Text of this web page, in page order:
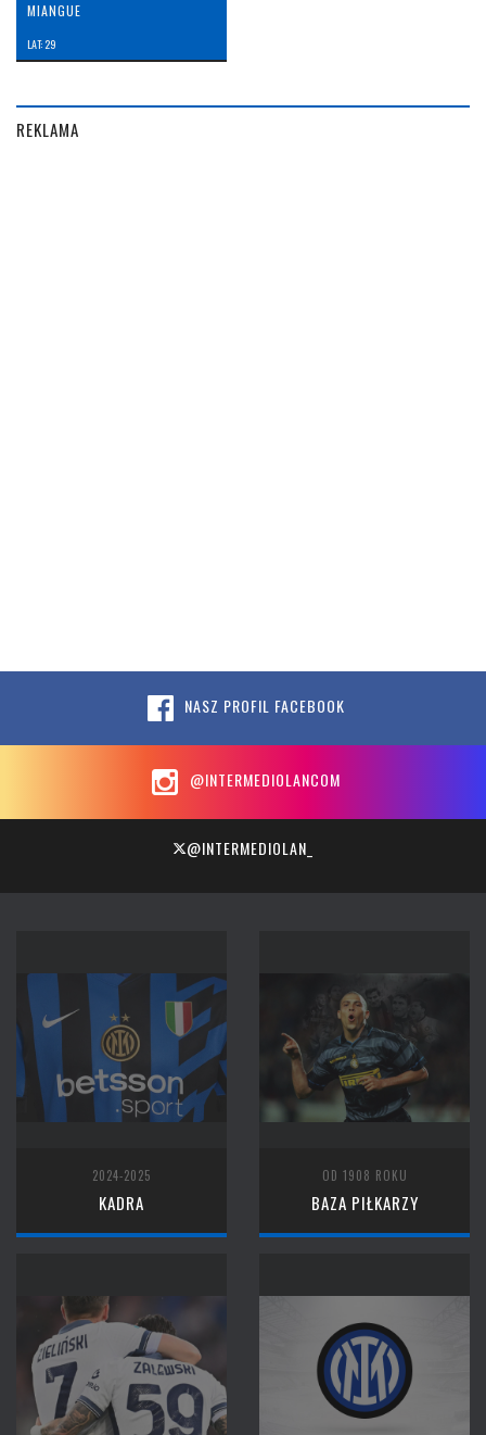
MIANGUE
LAT: 29
REKLAMA
NASZ PROFIL FACEBOOK
@INTERMEDIOLANCOM
@INTERMEDIOLAN_
2024-2025
KADRA
OD 1908 ROKU
BAZA PIŁKARZY